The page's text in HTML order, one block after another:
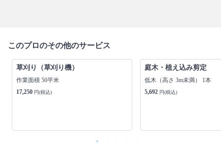
このプロのその他のサービス
草刈り（草刈り機）
作業面積 50平米
17,250 円(税込)
庭木・植え込み剪定
低木（高さ 3m未満） 1本
5,692 円(税込)